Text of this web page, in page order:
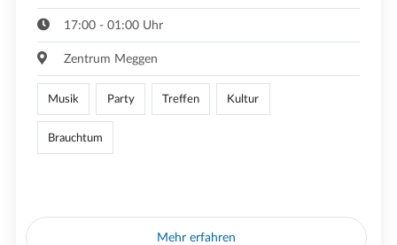
17:00 - 01:00 Uhr
Zentrum Meggen
Musik Party Treffen Kultur
Brauchtum
Mehr erfahren